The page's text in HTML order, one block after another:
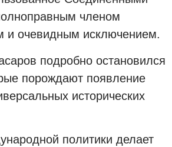
членом
и очевидным исключением.
подробно остановился
порождают появление
исторических
политики делает